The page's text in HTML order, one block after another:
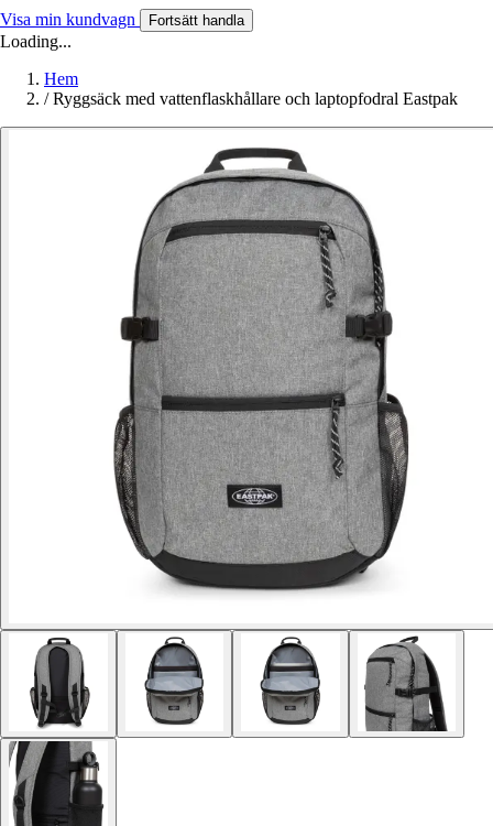
Visa min kundvagn Fortsätt handla
Loading...
Hem
/ Ryggsäck med vattenflaskhållare och laptopfodral Eastpak